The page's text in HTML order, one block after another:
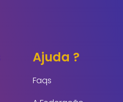
Ajuda ?
Faqs